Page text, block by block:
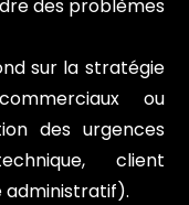
des problèmes
sur la stratégie
ou
des urgences
client